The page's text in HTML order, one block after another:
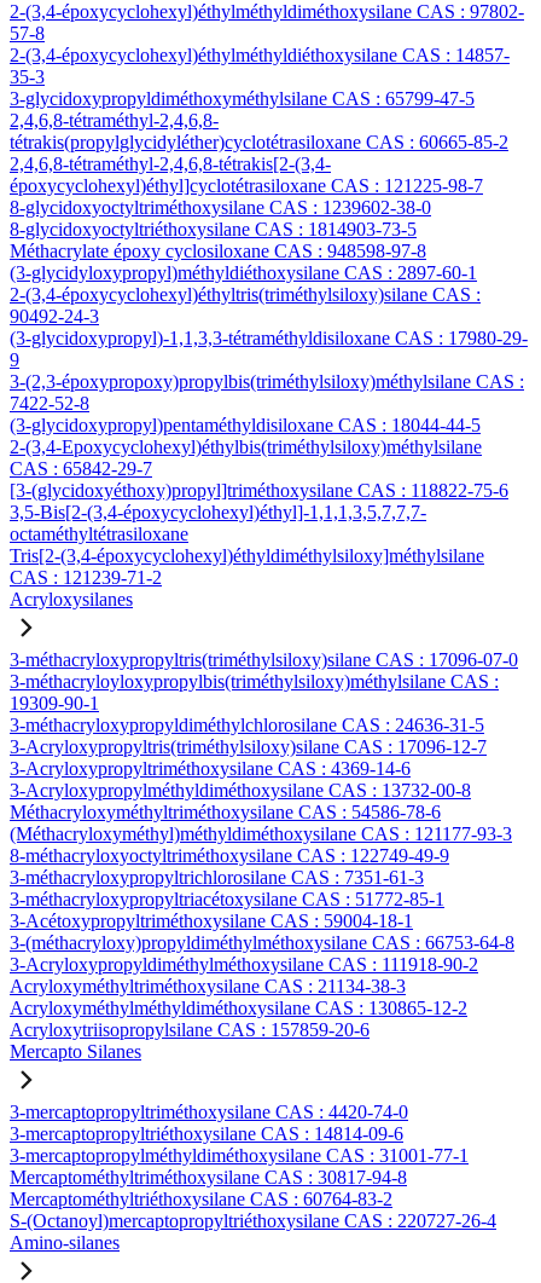
2-(3,4-époxycyclohexyl)éthylméthyldiméthoxysilane CAS : 97802-
57-8
2-(3,4-époxycyclohexyl)éthylméthyldiéthoxysilane CAS : 14857-
35-3
3-glycidoxypropyldiméthoxyméthylsilane CAS : 65799-47-5
2,4,6,8-tétraméthyl-2,4,6,8-
tétrakis(propylglycidyléther)cyclotétrasiloxane CAS : 60665-85-2
2,4,6,8-tétraméthyl-2,4,6,8-tétrakis[2-(3,4-
époxycyclohexyl)éthyl]cyclotétrasiloxane CAS : 121225-98-7
8-glycidoxyoctyltriméthoxysilane CAS : 1239602-38-0
8-glycidoxyoctyltriéthoxysilane CAS : 1814903-73-5
Méthacrylate époxy cyclosiloxane CAS : 948598-97-8
(3-glycidyloxypropyl)méthyldiéthoxysilane CAS : 2897-60-1
2-(3,4-époxycyclohexyl)éthyltris(triméthylsiloxy)silane CAS :
90492-24-3
(3-glycidoxypropyl)-1,1,3,3-tétraméthyldisiloxane CAS : 17980-29-
9
3-(2,3-époxypropoxy)propylbis(triméthylsiloxy)méthylsilane CAS :
7422-52-8
(3-glycidoxypropyl)pentaméthyldisiloxane CAS : 18044-44-5
2-(3,4-Epoxycyclohexyl)éthylbis(triméthylsiloxy)méthylsilane
CAS : 65842-29-7
[3-(glycidoxyéthoxy)propyl]triméthoxysilane CAS : 118822-75-6
3,5-Bis[2-(3,4-époxycyclohexyl)éthyl]-1,1,1,3,5,7,7,7-
octaméthyltétrasiloxane
Tris[2-(3,4-époxycyclohexyl)éthyldiméthylsiloxy]méthylsilane
CAS : 121239-71-2
Acryloxysilanes
3-méthacryloxypropyltris(triméthylsiloxy)silane CAS : 17096-07-0
3-méthacryloyloxypropylbis(triméthylsiloxy)méthylsilane CAS :
19309-90-1
3-méthacryloxypropyldiméthylchlorosilane CAS : 24636-31-5
3-Acryloxypropyltris(triméthylsiloxy)silane CAS : 17096-12-7
3-Acryloxypropyltriméthoxysilane CAS : 4369-14-6
3-Acryloxypropylméthyldiméthoxysilane CAS : 13732-00-8
Méthacryloxyméthyltriméthoxysilane CAS : 54586-78-6
(Méthacryloxyméthyl)méthyldiméthoxysilane CAS : 121177-93-3
8-méthacryloxyoctyltriméthoxysilane CAS : 122749-49-9
3-méthacryloxypropyltrichlorosilane CAS : 7351-61-3
3-méthacryloxypropyltriacétoxysilane CAS : 51772-85-1
3-Acétoxypropyltriméthoxysilane CAS : 59004-18-1
3-(méthacryloxy)propyldiméthylméthoxysilane CAS : 66753-64-8
3-Acryloxypropyldiméthylméthoxysilane CAS : 111918-90-2
Acryloxyméthyltriméthoxysilane CAS : 21134-38-3
Acryloxyméthylméthyldiméthoxysilane CAS : 130865-12-2
Acryloxytriisopropylsilane CAS : 157859-20-6
Mercapto Silanes
3-mercaptopropyltriméthoxysilane CAS : 4420-74-0
3-mercaptopropyltriéthoxysilane CAS : 14814-09-6
3-mercaptopropylméthyldiméthoxysilane CAS : 31001-77-1
Mercaptométhyltriméthoxysilane CAS : 30817-94-8
Mercaptométhyltriéthoxysilane CAS : 60764-83-2
S-(Octanoyl)mercaptopropyltriéthoxysilane CAS : 220727-26-4
Amino-silanes